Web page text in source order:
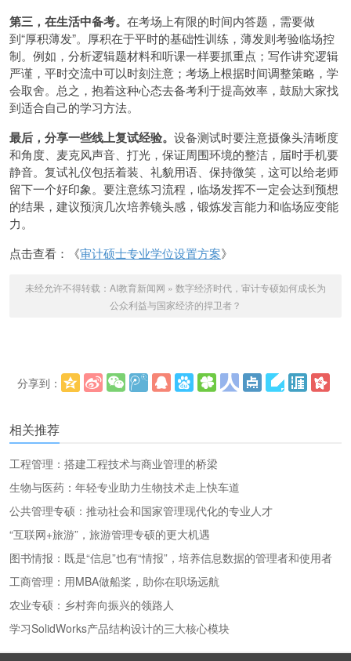
第三，在生活中备考。 在考场上有限的时间内答题，需要做
到“厚积薄发”。厚积在于平时的基础性训练，薄发则考验临场控
制。例如，分析逻辑题材料和听课一样要抓重点；写作讲究逻辑
严谨，平时交流中可以时刻注意；考场上根据时间调整策略，学
会取舍。总之，抱着这种心态去备考利于提高效率，鼓励大家找
到适合自己的学习方法。
最后，分享一些线上复试经验。 设备测试时要注意摄像头清晰度
和角度、麦克风声音、打光，保证周围环境的整洁，届时手机要
静音。复试礼仪包括着装、礼貌用语、保持微笑，这可以给老师
留下一个好印象。要注意练习流程，临场发挥不一定会达到预想
的结果，建议预演几次培养镜头感，锻炼发言能力和临场应变能
力。
点击查看：《审计硕士专业学位设置方案》
未经允许不得转载： AI教育新闻网 » 数字经济时代，审计专硕如何成长为
公众利益与国家经济的捍卫者？
分享到：
相关推荐
工程管理：搭建工程技术与商业管理的桥梁
生物与医药：年轻专业助力生物技术走上快车道
公共管理专硕：推动社会和国家管理现代化的专业人才
“互联网+旅游”，旅游管理专硕的更大机遇
图书情报：既是“信息”也有“情报”，培养信息数据的管理者和使用者
工商管理：用MBA做船桨，助你在职场远航
农业专硕：乡村奔向振兴的领路人
学习SolidWorks产品结构设计的三大核心模块